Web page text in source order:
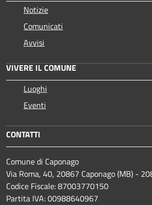
Notizie
Comunicati
Avvisi
VIVERE IL COMUNE
Luoghi
Eventi
CONTATTI
Comune di Caponago
Via Roma, 40, 20867 Caponago (MB) -
Codice Fiscale: 87003770150
Partita IVA: 00988640967